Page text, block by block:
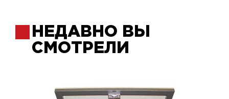
НЕДАВНО ВЫ
СМОТРЕЛИ